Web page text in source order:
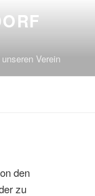
Verein
den
zu